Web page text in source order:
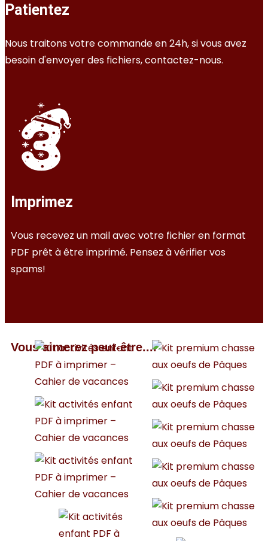
Patientez
Nous traitons votre commande en 24h, si vous avez
besoin d'envoyer des fichiers, contactez-nous.
Imprimez
Vous recevez un mail avec votre fichier en format
PDF prêt à être imprimé. Pensez à vérifier vos
spams!
Vous aimerez peut-être....